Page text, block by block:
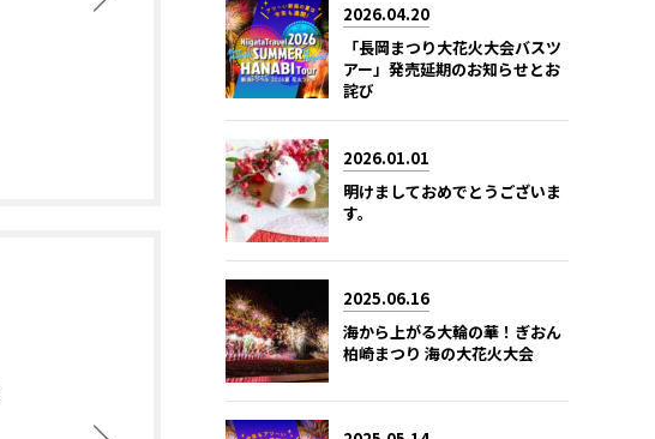
2026.04.20
「長岡まつり大花火大会バスツ
アー」発売延期のお知らせとお
詫び
2026.01.01
明けましておめでとうございま
す。
2025.06.16
海から上がる大輪の華！ぎおん
柏崎まつり 海の大花火大会